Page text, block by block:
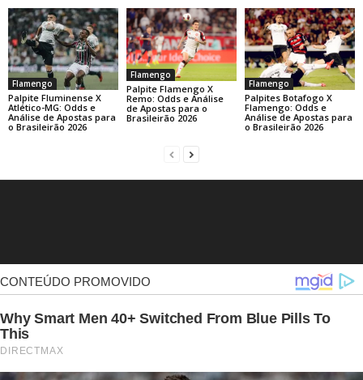
Flamengo
Palpite Fluminense X
Atlético-MG: Odds e
Análise de Apostas para
o Brasileirão 2026
Flamengo
Palpite Flamengo X
Remo: Odds e Análise
de Apostas para o
Brasileirão 2026
Flamengo
Palpites Botafogo X
Flamengo: Odds e
Análise de Apostas para
o Brasileirão 2026